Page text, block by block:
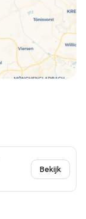
Bekijk